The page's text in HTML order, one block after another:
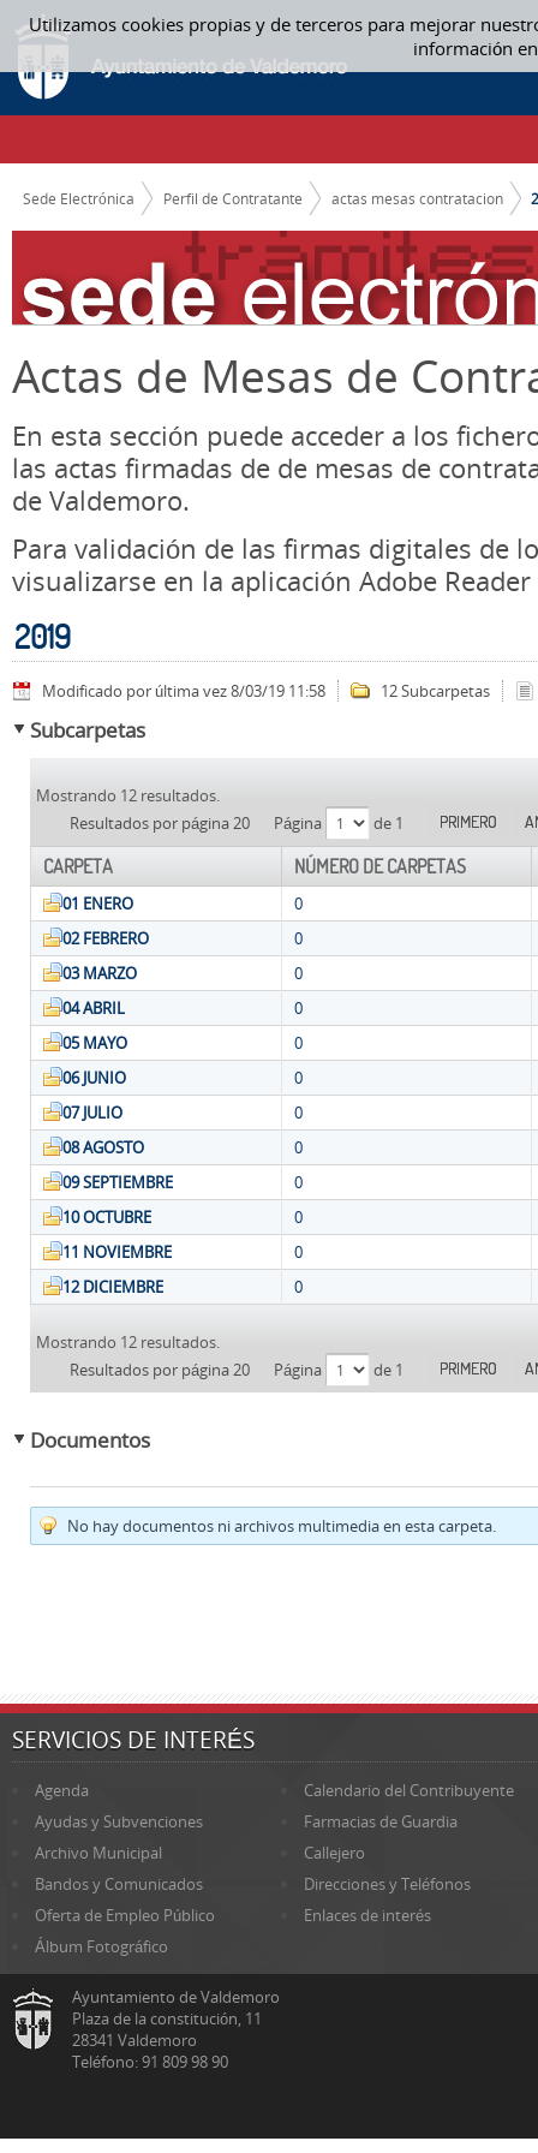
Utilizamos cookies propias y de terceros para mejorar
información
Saltar al contenido
2019 - ACTAS MESAS CONTRATACION
CAMINO DE MIGAS
Sede Electrónica Perfil de Contratante actas mesas contratacion
Actas de Mesas de
En esta sección puede acceder a los
las actas firmadas de de mesas de
de Valdemoro.
Para validación de las firmas digitales de
visualizarse en la aplicación Adobe Reader
2019
Modificado por última vez 8/03/19 11:58 12 Subcarpetas
Subcarpetas
Mostrando 12 resultados.
Resultados por página 20
Página de 1 PRIMERO
CARPETA NÚMERO DE CARPETAS
01 ENERO
0
02 FEBRERO
0
03 MARZO
0
04 ABRIL
0
05 MAYO
0
06 JUNIO
0
07 JULIO
0
08 AGOSTO
0
09 SEPTIEMBRE
0
10 OCTUBRE
0
11 NOVIEMBRE
0
12 DICIEMBRE
0
Mostrando 12 resultados.
Resultados por página 20
Página de 1 PRIMERO
Documentos
No hay documentos ni archivos multimedia en esta carpeta.
SERVICIOS DE INTERÉS
Agenda
Calendario del Contribuyente
Ayudas y Subvenciones
Farmacias de Guardia
Archivo Municipal
Callejero
Bandos y Comunicados
Direcciones y Teléfonos
Oferta de Empleo Público
Enlaces de interés
Álbum Fotográfico
Ayuntamiento de Valdemoro
Plaza de la constitución, 11
28341 Valdemoro
Teléfono: 91 809 98 90